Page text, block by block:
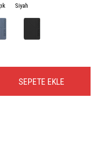
Siyah
SEPETE EKLE